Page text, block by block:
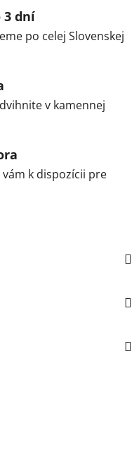
3 dní
po celej Slovenskej
v kamennej
k dispozícii pre